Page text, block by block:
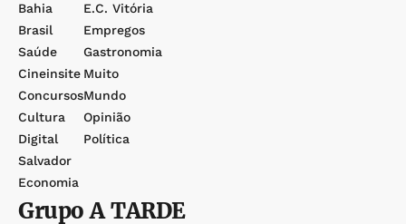
Bahia
Brasil
Saúde
Cineinsite
Concursos
Cultura
Digital
Salvador
Economia
E.c. Vitória
Empregos
Gastronomia
Muito
Mundo
Opinião
Política
GrupoA TARDE